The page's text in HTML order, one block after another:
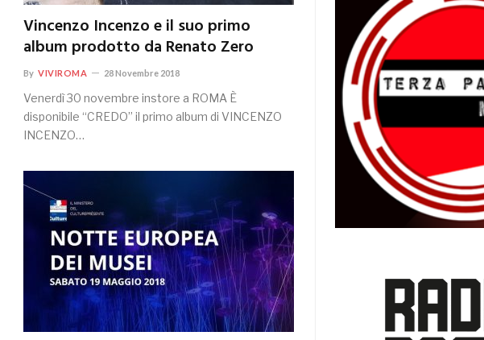
Vincenzo Incenzo e il suo primo
album prodotto da Renato Zero
By VIVIROMA 28 Novembre 2018
Venerdì 30 novembre instore a ROMA È
disponibile “CREDO” il primo album di VINCENZO
INCENZO…